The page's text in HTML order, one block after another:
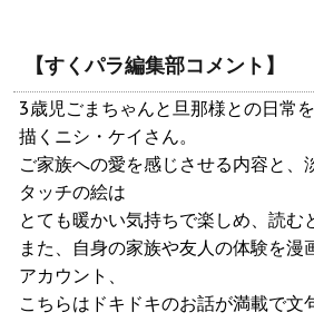
【すくパラ編集部コメント】
3歳児ごまちゃんと旦那様との日常
描くニシ・ケイさん。
ご家族への愛を感じさせる内容と、
タッチの絵は
とても暖かい気持ちで楽しめ、読む
また、自身の家族や友人の体験を漫
アカウント、
こちらはドキドキのお話が満載で文